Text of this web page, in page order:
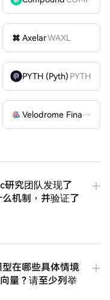
AxelarWAXL
PYTH (Pyth) PYTH
Velodrome Finance
究团队发现了
机制，并验证了
在哪些具体情境
量？请至少列举